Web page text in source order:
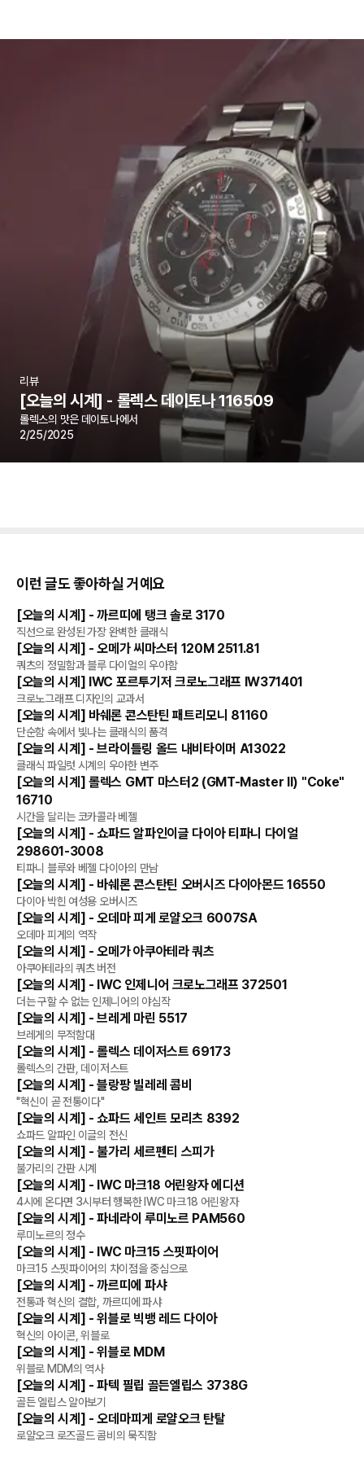
리뷰
[오늘의 시계] - 롤렉스 데이토나 116509
롤렉스의 맛은 데이토나에서
2/25/2025
이런 글도 좋아하실 거예요
리뷰
[오늘의 시계] - 까르띠에 탱크 솔로 3170
직선으로 완성된 가장 완벽한 클래식
리뷰
[오늘의 시계] - 오메가 씨마스터 120M 2511.81
쿼츠의 정밀함과 블루 다이얼의 우아함
리뷰
[오늘의 시계] IWC 포르투기저 크로노그래프 IW371401
크로노그래프 디자인의 교과서
리뷰
[오늘의 시계] 바쉐론 콘스탄틴 패트리모니 81160
단순함 속에서 빛나는 클래식의 품격
리뷰
[오늘의 시계] - 브라이틀링 올드 내비타이머 A13022
클래식 파일럿 시계의 우아한 변주
리뷰
[오늘의 시계] 롤렉스 GMT 마스터2 (GMT-Master II) "Coke"
16710
시간을 달리는 코카콜라 베젤
리뷰
[오늘의 시계] - 쇼파드 알파인이글 다이아 티파니 다이얼
298601-3008
티파니 블루와 베젤 다이아의 만남
리뷰
[오늘의 시계] - 바쉐론 콘스탄틴 오버시즈 다이아몬드 16550
다이아 박힌 여성용 오버시즈
리뷰
[오늘의 시계] - 오데마 피게 로얄오크 6007SA
오데마 피게의 역작
리뷰
[오늘의 시계] - 오메가 아쿠아테라 쿼츠
아쿠아테라의 쿼츠 버전
리뷰
[오늘의 시계] - IWC 인제니어 크로노그래프 372501
더는 구할 수 없는 인제니어의 야심작
리뷰
[오늘의 시계] - 브레게 마린 5517
브레게의 무적함대
리뷰
[오늘의 시계] - 롤렉스 데이저스트 69173
롤렉스의 간판, 데이저스트
리뷰
[오늘의 시계] - 블랑팡 빌레레 콤비
"혁신이 곧 전통이다"
리뷰
[오늘의 시계] - 쇼파드 세인트 모리츠 8392
쇼파드 알파인 이글의 전신
리뷰
[오늘의 시계] - 불가리 세르펜티 스피가
불가리의 간판 시계
리뷰
[오늘의 시계] - IWC 마크18 어린왕자 에디션
4시에 온다면 3시부터 행복한 IWC 마크18 어린왕자
리뷰
[오늘의 시계] - 파네라이 루미노르 PAM560
루미노르의 정수
리뷰
[오늘의 시계] - IWC 마크15 스핏파이어
마크15 스핏파이어의 차이점을 중심으로
리뷰
[오늘의 시계] - 까르띠에 파샤
전통과 혁신의 결합, 까르띠에 파샤
리뷰
[오늘의 시계] - 위블로 빅뱅 레드 다이아
혁신의 아이콘, 위블로
리뷰
[오늘의 시계] - 위블로 MDM
위블로 MDM의 역사
리뷰
[오늘의 시계] - 파텍 필립 골든엘립스 3738G
골든 엘립스 알아보기
리뷰
[오늘의 시계] - 오데마피게 로얄오크 탄탈
로얄오크 로즈골드 콤비의 묵직함